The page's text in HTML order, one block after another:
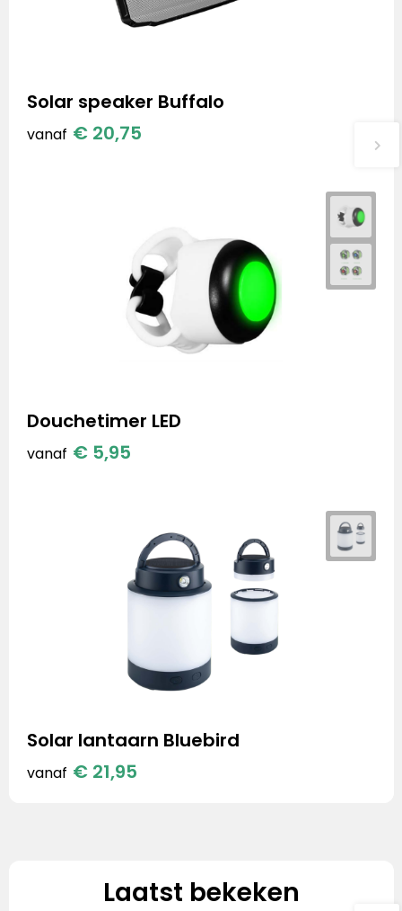
Solar speaker Buffalo
vanaf € 20,75
Douchetimer LED
vanaf € 5,95
Solar lantaarn Bluebird
vanaf € 21,95
Laatst bekeken